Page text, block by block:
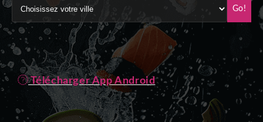
Go!
Télécharger App Android